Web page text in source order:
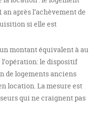
après l’achèvement de
si elle est
montant équivalent à au
l’opération: le dispositif
de logements anciens
location. La mesure est
qui ne craignent pas